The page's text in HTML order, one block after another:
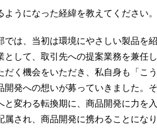
うになった経緯を教えてください。
では、当初は環境にやさしい製品を
として、取引先への提案業務を兼任
だく機会をいただき、私自身も「こ
開発への想いが募っていきました。
と変わる転換期に、商品開発に力を
され、商品開発に携わることになり